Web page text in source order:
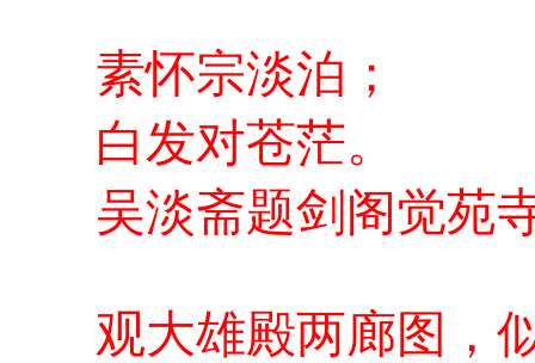
素怀宗淡泊；
白发对苍茫。
吴淡斋题剑阁觉苑
观大雄殿两廊图，